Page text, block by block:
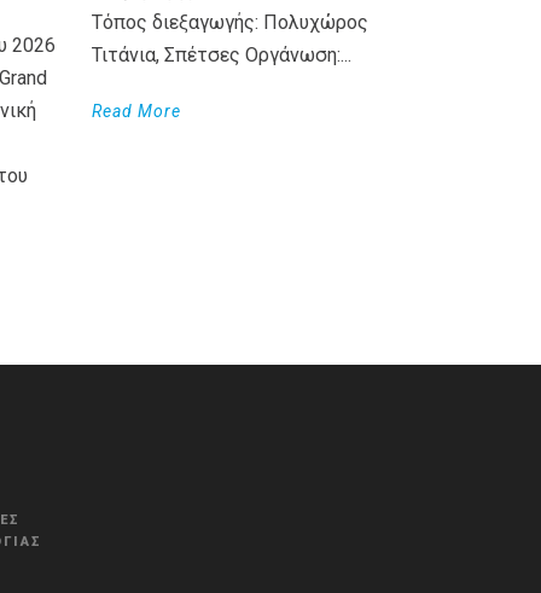
2026
Τόπος διεξαγωγής: Πολυχώρος
Τιτάνια, Σπέτσες Οργάνωση:...
Read More